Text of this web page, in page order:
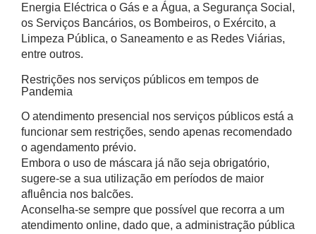
Energia Eléctrica o Gás e a Água, a Segurança Social,
os Serviços Bancários, os Bombeiros, o Exército, a
Limpeza Pública, o Saneamento e as Redes Viárias,
entre outros.
Restrições nos serviços públicos em tempos de
Pandemia
O atendimento presencial nos serviços públicos está a
funcionar sem restrições, sendo apenas recomendado
o agendamento prévio.
Embora o uso de máscara já não seja obrigatório,
sugere-se a sua utilização em períodos de maior
afluência nos balcões.
Aconselha-se sempre que possível que recorra a um
atendimento online, dado que, a administração pública